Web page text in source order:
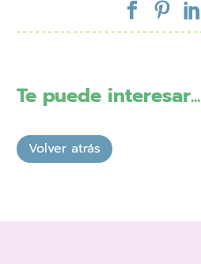
Te puede interesar...